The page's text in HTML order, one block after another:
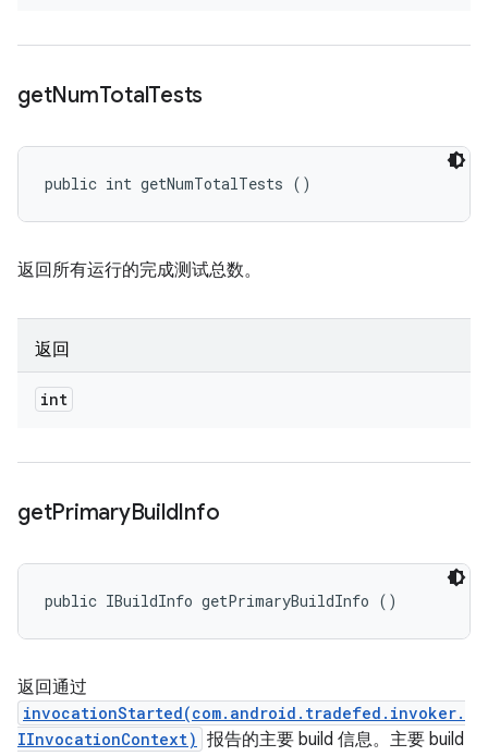
getNumTotalTests
public int getNumTotalTests ()
返回所有运行的完成测试总数。
返回
int
getPrimaryBuildInfo
public IBuildInfo getPrimaryBuildInfo ()
返回通过
invocationStarted(com.android.tradefed.invoker.
IInvocationContext) 报告的主要 build 信息。主要 build